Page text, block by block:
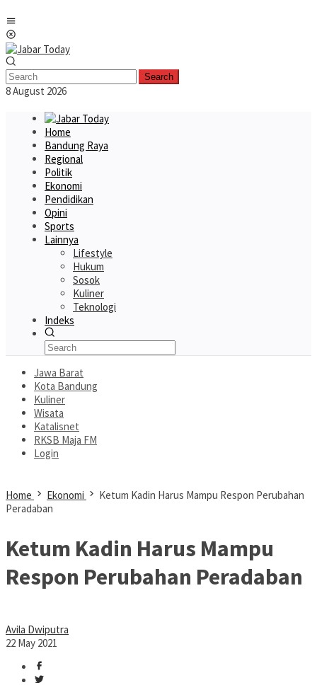
to
content
Search
8 August 2026
Home
Bandung Raya
Regional
Politik
Ekonomi
Pendidikan
Opini
Sports
Lainnya
Lifestyle
Hukum
Sosok
Kuliner
Teknologi
Indeks
Jawa Barat
Kota Bandung
Kuliner
Wisata
Katalisnet
RKSB Maja FM
Login
Home Ekonomi
Ketum Kadin Harus Mampu Respon Perubahan
Peradaban
Ketum Kadin Harus Mampu
Respon Perubahan Peradaban
Avila Dwiputra
22 May 2021